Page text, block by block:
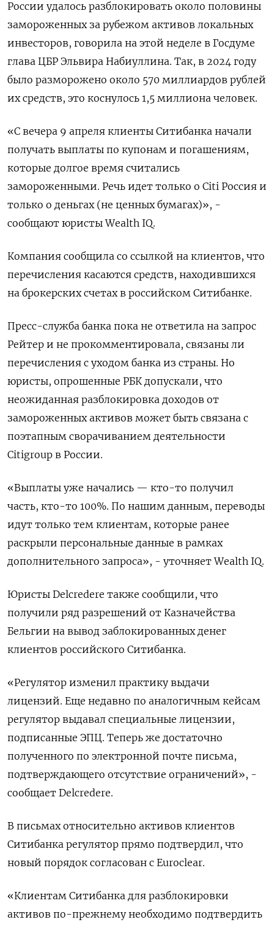
России удалось разблокировать около половины
замороженных за рубежом активов локальных
инвесторов, говорила на этой неделе в Госдуме
глава ЦБР Эльвира Набиуллина. Так, в 2024 году
было разморожено около 570 миллиардов рублей
их средств, это коснулось 1,5 миллиона человек.
«С вечера 9 апреля клиенты Ситибанка начали
получать выплаты по купонам и погашениям,
которые долгое время считались
замороженными. Речь идет только о Citi Россия и
только о деньгах (не ценных бумагах)», -
сообщают юристы Wealth IQ.
Компания сообщила со ссылкой на клиентов, что
перечисления касаются средств, находившихся
на брокерских счетах в российском Ситибанке.
Пресс-служба банка пока не ответила на запрос
Рейтер и не прокомментировала, связаны ли
перечисления с уходом банка из страны. Но
юристы, опрошенные РБК допускали, что
неожиданная разблокировка доходов от
замороженных активов может быть связана с
поэтапным сворачиванием деятельности
Citigroup в России.
«Выплаты уже начались — кто-то получил
часть, кто-то 100%. По нашим данным, переводы
идут только тем клиентам, которые ранее
раскрыли персональные данные в рамках
дополнительного запроса», - уточняет Wealth IQ.
Юристы Delcredere также сообщили, что
получили ряд разрешений от Казначейства
Бельгии на вывод заблокированных денег
клиентов российского Ситибанка.
«Регулятор изменил практику выдачи
лицензий. Еще недавно по аналогичным кейсам
регулятор выдавал специальные лицензии,
подписанные ЭПЦ. Теперь же достаточно
полученного по электронной почте письма,
подтверждающего отсутствие ограничений», -
сообщает Delcredere.
В письмах относительно активов клиентов
Ситибанка регулятор прямо подтвердил, что
новый порядок согласован с Euroclear.
«Клиентам Ситибанка для разблокировки
активов по-прежнему необходимо подтвердить